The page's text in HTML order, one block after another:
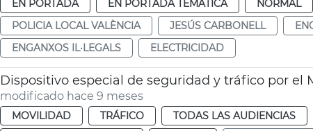
EN PORTADA
EN PORTADA TEMÁTICA NORMAL
POLICIA LOCAL VALÈNCIA
JESÚS CARBONELL
ENGANXOS IL·LEGALS
ELECTRICIDAD
Dispositivo especial de seguridad y tráfico por el
modificado hace 9 meses
MOVILIDAD TRÁFICO TODAS LAS AUDIENCIAS